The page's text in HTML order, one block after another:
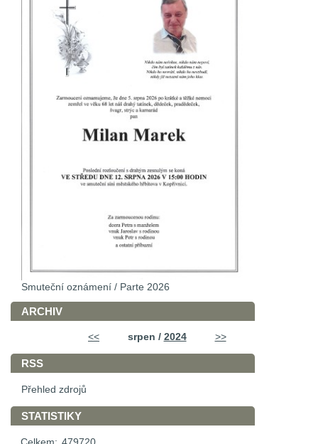
Smuteční oznámení / Parte 2026
ARCHIV
<< srpen / 2024 >>
RSS
Přehled zdrojů
STATISTIKY